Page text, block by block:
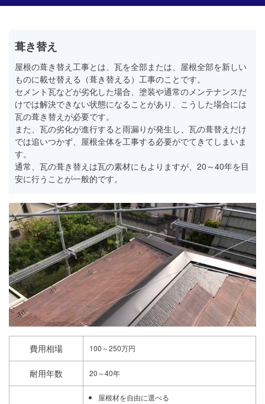
葺き替え
屋根の葺き替え工事とは、瓦を全部または、屋根全部を新しい
ものに載せ替える（葺き替える）工事のことです。
セメント瓦などが劣化した場合、塗装や通常のメンテナンスだ
けでは解決できない状態になることがあり、こうした場合には
瓦の葺き替えが必要です。
また、瓦の劣化が進行すると雨漏りが発生し、瓦の葺替えだけ
では追いつかず、屋根全体を工事する必要がでてきてしまいま
す。
通常、瓦の葺き替えは瓦の素材にもよりますが、20～40年を目
安に行うことが一般的です。
費用相場 100～250万円
耐用年数 20～40年
屋根材を自由に選べる